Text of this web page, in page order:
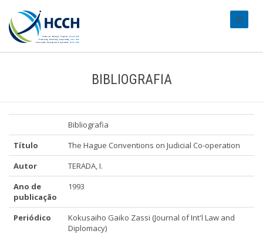
BIBLIOGRAFIA
Bibliografia
Título
The Hague Conventions on Judicial Co-operation
Autor
TERADA, I.
Ano de
publicação
1993
Periódico
Kokusaiho Gaiko Zassi (Journal of Int'l Law and
Diplomacy)